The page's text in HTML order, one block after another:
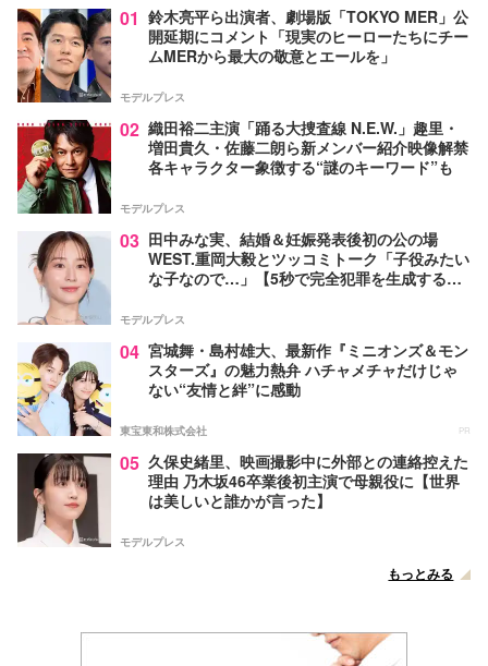
01 鈴木亮平ら出演者、劇場版「TOKYO MER」公
開延期にコメント「現実のヒーローたちにチー
ムMERから最大の敬意とエールを」
モデルプレス
02 織田裕二主演「踊る大捜査線 N.E.W.」趣里・
増田貴久・佐藤二朗ら新メンバー紹介映像解禁
各キャラクター象徴する“謎のキーワード”も
モデルプレス
03 田中みな実、結婚＆妊娠発表後初の公の場
WEST.重岡大毅とツッコミトーク「子役みたい
な子なので…」【5秒で完全犯罪を生成する方
モデルプレス
04 宮城舞・島村雄大、最新作『ミニオンズ＆モン
スターズ』の魅力熱弁 ハチャメチャだけじゃ
ない“友情と絆”に感動
東宝東和株式会社 PR
05 久保史緒里、映画撮影中に外部との連絡控えた
理由 乃木坂46卒業後初主演で母親役に【世界
は美しいと誰かが言った】
モデルプレス
もっとみる